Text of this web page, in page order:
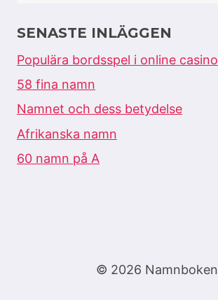
SENASTE INLÄGGEN
Populära bordsspel i online casino
58 fina namn
Namnet och dess betydelse
Afrikanska namn
60 namn på A
© 2026 Namnboken